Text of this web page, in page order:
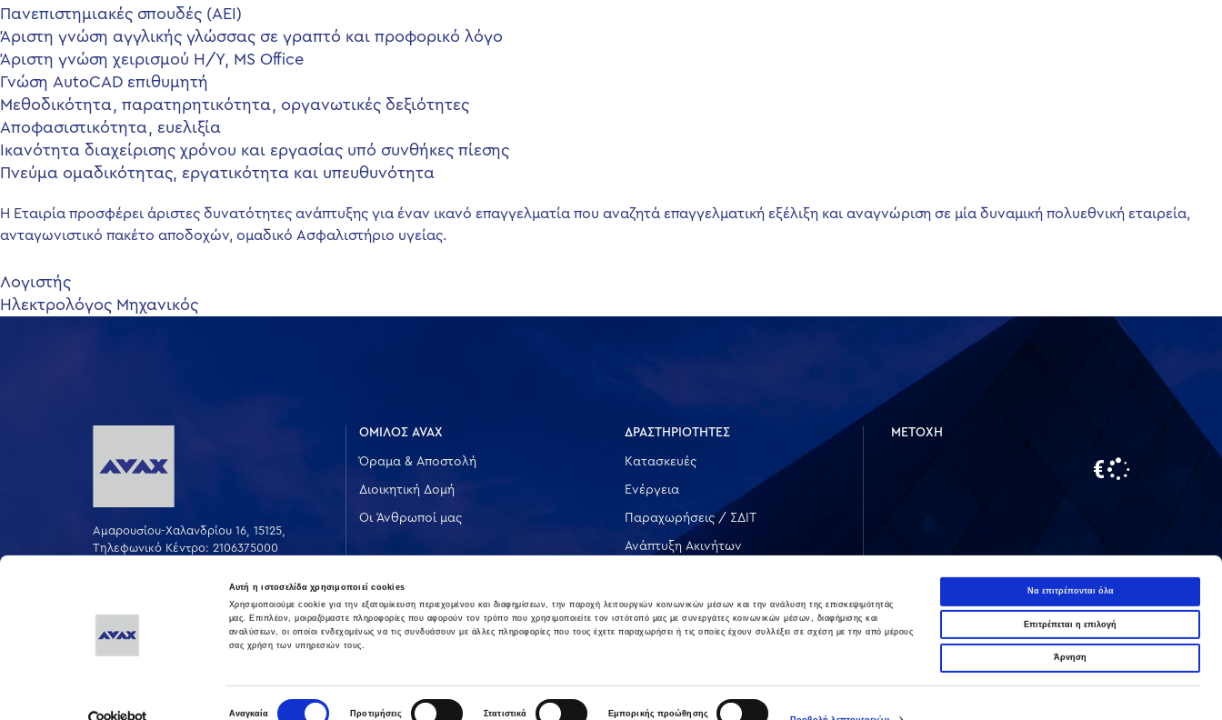
Αυτή η ιστοσελίδα χρησιμοποιεί cookies
Χρησιμοποιούμε cookie για την εξατομίκευση περιεχομένου και διαφημίσεων, την παροχή λειτουργιών κοινωνικών μέσων και την ανάλυση της επισκεψιμότητάς
μας. Επιπλέον, μοιραζόμαστε πληροφορίες που αφορούν τον τρόπο που χρησιμοποιείτε τον ιστότοπό μας με συνεργάτες κοινωνικών μέσων, διαφήμισης και
αναλύσεων, οι οποίοι ενδεχομένως να τις συνδυάσουν με άλλες πληροφορίες που τους έχετε παραχωρήσει ή τις οποίες έχουν συλλέξει σε σχέση με την από μέρους
σας χρήση των υπηρεσιών τους.
Αναγκαία
Προτιμήσεις Στατιστικά Εμπορικής προώθησης
Να επιτρέπονται όλα
Επιτρέπεται η επιλογή
Άρνηση
Πανεπιστημιακές σπουδές (ΑΕΙ)
Άριστη γνώση αγγλικής γλώσσας σε γραπτό και προφορικό λόγο
Άριστη γνώση χειρισμού Η/Υ, MS Office
Γνώση AutoCAD επιθυμητή
Μεθοδικότητα, παρατηρητικότητα, οργανωτικές δεξιότητες
Αποφασιστικότητα, ευελιξία
Ικανότητα διαχείρισης χρόνου και εργασίας υπό συνθήκες πίεσης
Πνεύμα ομαδικότητας, εργατικότητα και υπευθυνότητα
Η Εταιρία προσφέρει άριστες δυνατότητες ανάπτυξης για έναν ικανό επαγγελματία που αναζητά επαγγελματική εξέλιξη και αναγνώριση σε μία δυναμική πολυεθνική εταιρεία,
ανταγωνιστικό πακέτο αποδοχών, ομαδικό Ασφαλιστήριο υγείας.
Πλοήγηση
Λογιστής
Ηλεκτρολόγος Μηχανικός
Αμαρουσίου-Χαλανδρίου 16, 15125,
Τηλεφωνικό Κέντρο: 2106375000
ΟΜΙΛΟΣ AVAX
Όραμα & Αποστολή
Διοικητική Δομή
Οι Άνθρωποί μας
ΔΡΑΣΤΗΡΙΟΤΗΤΕΣ
Κατασκευές
Ενέργεια
Παραχωρήσεις / ΣΔΙΤ
Ανάπτυξη Ακινήτων
ΜΕΤΟΧΗ
LinkedIn